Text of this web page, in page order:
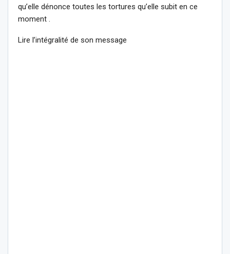
qu’elle dénonce toutes les tortures qu’elle subit en ce
moment .
Lire l’intégralité de son message